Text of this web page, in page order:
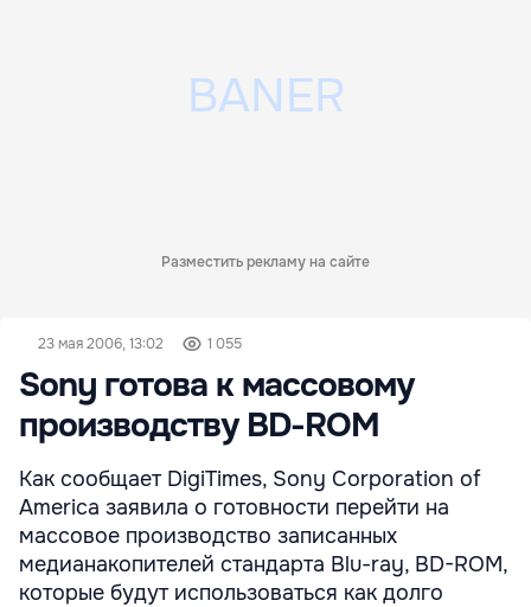
Разместить рекламу на сайте
23 мая 2006, 13:02 1 055
Sony готова к массовому
производству BD-ROM
Как сообщает DigiTimes, Sony Corporation of
America заявила о готовности перейти на
массовое производство записанных
медианакопителей стандарта Blu-ray, BD-ROM,
которые будут использоваться как долго